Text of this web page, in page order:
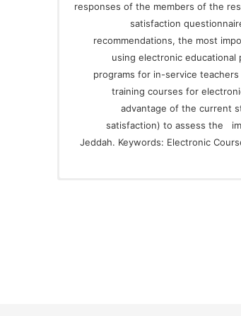
responses of the members of the
satisfaction
recommendations, the most
using electronic educational
programs for in-service
training courses for
advantage of the current
satisfaction) to assess the
Jeddah. Keywords: Electronic